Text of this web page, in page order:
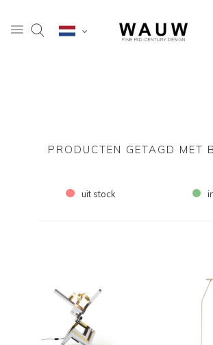
PRODUCTEN GETAGD MET
uit stock